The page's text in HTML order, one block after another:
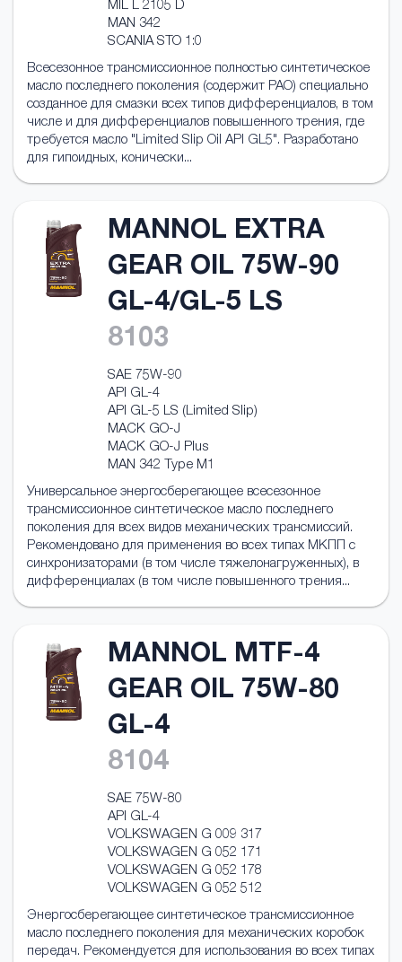
MIL L 2105 D
MAN 342
SCANIA STO 1:0
Всесезонное трансмисcионное полностью синтетическое
масло последнего поколения (содержит PAO) специально
созданное для смазки всех типов дифференциалов, в том
числе и для дифференциалов повышенного трения, где
требуется масло "Limited Slip Oil API GL5". Разработано
для гипоидных, конически...
MANNOL EXTRA
GEAR OIL 75W-90
GL-4/GL-5 LS
8103
SAE 75W-90
API GL-4
API GL-5 LS (Limited Slip)
MACK GO-J
MACK GO-J Plus
MAN 342 Type M1
Универсальное энергосберегающее всесезонное
трансмисcионное синтетическое масло последнего
поколения для всех видов механических трансмиссий.
Рекомендовано для применения во всех типах МКПП с
синхронизаторами (в том числе тяжелонагруженных), в
дифференциалах (в том числе повышенного трения...
MANNOL MTF-4
GEAR OIL 75W-80
GL-4
8104
SAE 75W-80
API GL-4
VOLKSWAGEN G 009 317
VOLKSWAGEN G 052 171
VOLKSWAGEN G 052 178
VOLKSWAGEN G 052 512
Энергосберегающее синтетическое трансмиссионное
масло последнего поколения для механических коробок
передач. Рекомендуется для использования во всех типах